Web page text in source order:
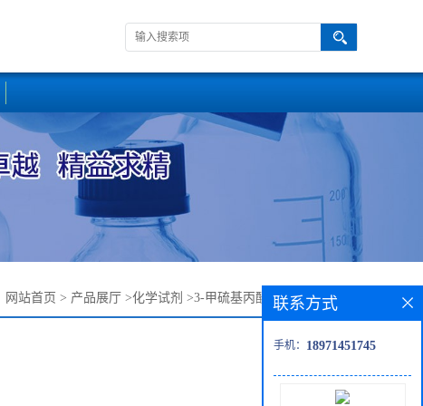
网站首页 > 产品展厅 >化学试剂 >3-甲硫基丙酸乙酯-13327-56-5
联系方式
手机： 18971451745